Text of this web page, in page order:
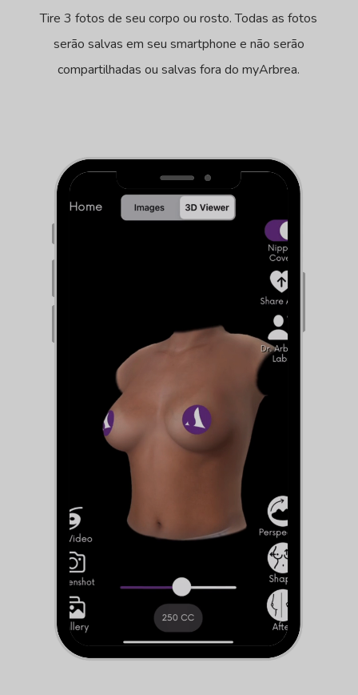
Tire 3 fotos de seu corpo ou rosto. Todas as fotos
serão salvas em seu smartphone e não serão
compartilhadas ou salvas fora do myArbrea.